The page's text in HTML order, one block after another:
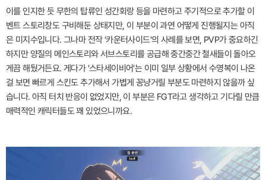
이를 인지한 듯 무한의 탑류인 성간회랑 등을 마련하고 주기적으로 추가할 이
벤트 스토리창도 구비해둔 상태지만, 이 부분이 과연 어떻게 진행될지는 아직
은 미지수입니다. 그나마 전작 '카운터사이드'의 사례를 보면, PVP가 중요하긴
하지만 양질의 메인스토리와 서브스토리를 공급해 중간중간 철새들이 돌아오
게끔 해뒀거든요. 게다가 '스타세이비어'는 이미 일부 상황에서 수영복이 나온
걸 보면 빠르게 스킨도 추가해서 가볍게 꽁냥거릴 부분도 마련하지 않을까 싶
습니다. 아직 터치 반응이 없었지만, 이 부분은 FGT라고 생각하고 기다릴 만큼
매력적인 캐릭터들도 꽤 있었으니까요.